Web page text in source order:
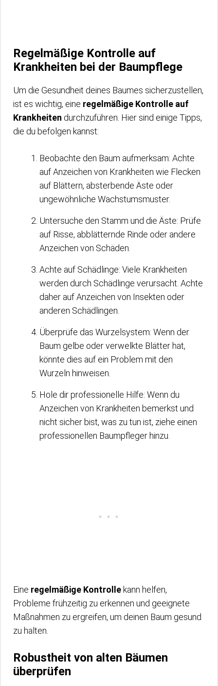
Regelmäßige Kontrolle auf
Krankheiten bei der Baumpflege
Um die Gesundheit deines Baumes sicherzustellen,
ist es wichtig, eine regelmäßige Kontrolle auf
Krankheiten durchzuführen. Hier sind einige Tipps,
die du befolgen kannst:
Beobachte den Baum aufmerksam: Achte
auf Anzeichen von Krankheiten wie Flecken
auf Blättern, absterbende Äste oder
ungewöhnliche Wachstumsmuster.
Untersuche den Stamm und die Äste: Prüfe
auf Risse, abblätternde Rinde oder andere
Anzeichen von Schäden.
Achte auf Schädlinge: Viele Krankheiten
werden durch Schädlinge verursacht. Achte
daher auf Anzeichen von Insekten oder
anderen Schädlingen.
Überprüfe das Wurzelsystem: Wenn der
Baum gelbe oder verwelkte Blätter hat,
könnte dies auf ein Problem mit den
Wurzeln hinweisen.
Hole dir professionelle Hilfe: Wenn du
Anzeichen von Krankheiten bemerkst und
nicht sicher bist, was zu tun ist, ziehe einen
professionellen Baumpfleger hinzu.
Eine regelmäßige Kontrollekann helfen,
Probleme frühzeitig zu erkennen und geeignete
Maßnahmen zu ergreifen, um deinen Baum gesund
zu halten.
Robustheit von alten Bäumen
überprüfen